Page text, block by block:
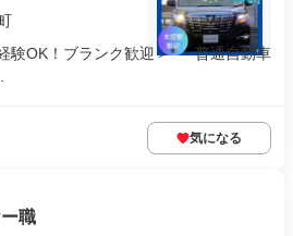
験OK！ブランク歓迎＞* ・普通自動車
気になる
職